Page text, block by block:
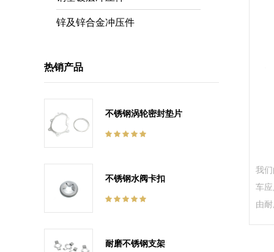
锌及锌合金冲压件
热销产品
不锈钢涡轮密封垫片
不锈钢水阀卡扣
耐磨不锈钢支架
我
车
由